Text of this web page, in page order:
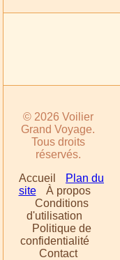
© 2026 Voilier
Grand Voyage.
Tous droits
réservés.
Accueil
Plan du
site
À propos
Conditions
d'utilisation
Politique de
confidentialité
Contact